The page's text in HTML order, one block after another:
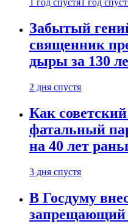
1 год спустя 1 год
Забытый
священник
дыры за 130
2 дня спустя
Как
фатальный
на 40 лет
3 дня спустя
В Госдуму
запрещающий